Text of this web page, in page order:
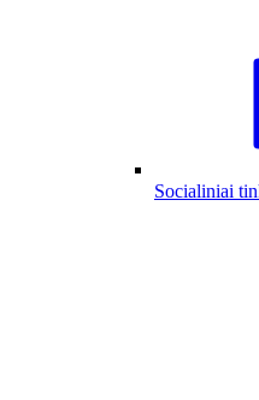
Socialiniai